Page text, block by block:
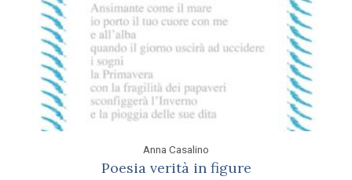
Anna Casalino
Poesia verità in figure